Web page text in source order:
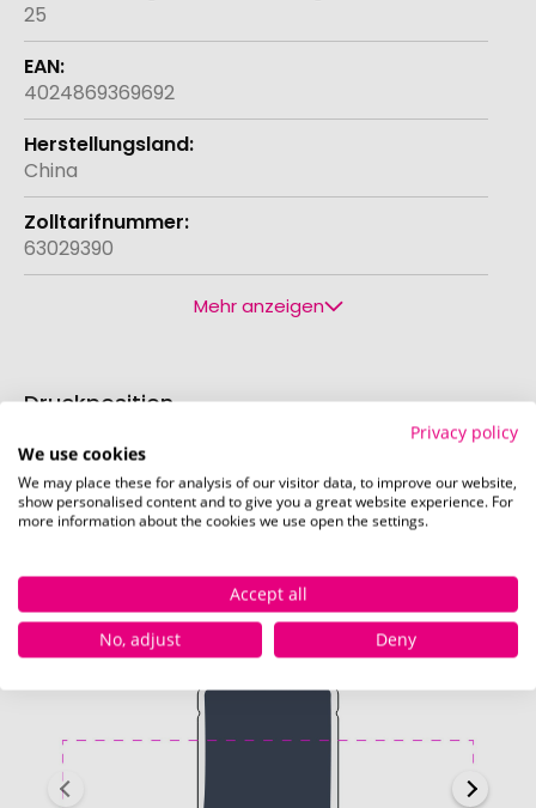
25
4024869369692
China
63029390
Mehr anzeigen
Druckposition
Die bei diesem Produkt bedruckbaren Positionen
sind in den Bildern exemplarisch dargestellt.
Privacy policy
We use cookies
We may place these for analysis of our visitor data, to improve our website,
show personalised content and to give you a great website experience. For
more information about the cookies we use open the settings.
Accept all
No, adjust
Deny